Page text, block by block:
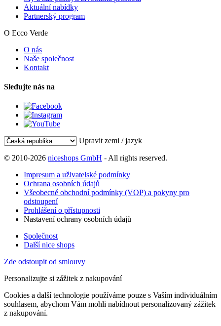
Aktuální nabídky
Partnerský program
O Ecco Verde
O nás
Naše společnost
Kontakt
Sledujte nás na
Upravit zemi / jazyk
© 2010-2026 niceshops GmbH - All rights reserved.
Impresum a uživatelské podmínky
Ochrana osobních údajů
Všeobecné obchodní podmínky (VOP) a pokyny pro
odstoupení
Prohlášení o přístupnosti
Nastavení ochrany osobních údajů
Společnost
Další nice shops
Zde odstoupit od smlouvy
Personalizujte si zážitek z nakupování
Cookies a další technologie používáme pouze s Vaším individuálním
souhlasem, abychom Vám mohli nabídnout personalizovaný zážitek
z nakupování.